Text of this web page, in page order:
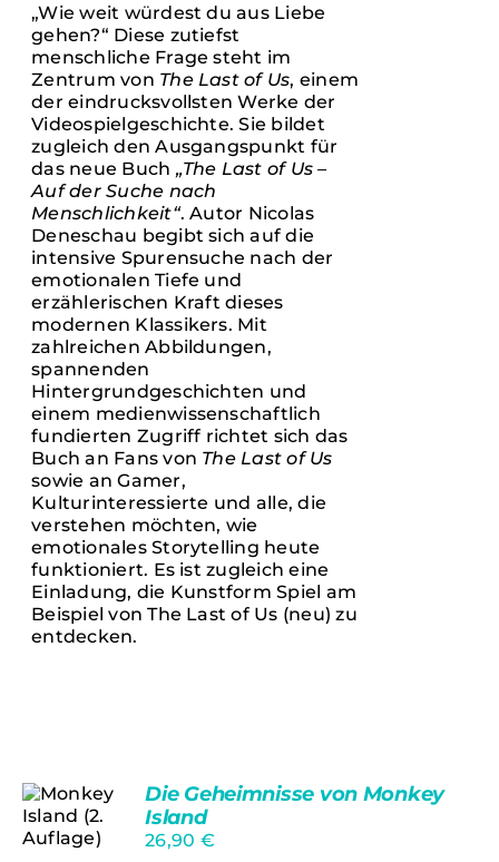
English
„Wie weit würdest du aus Liebe
gehen?“ Diese zutiefst
menschliche Frage steht im
Zentrum von The Last of Us, einem
der eindrucksvollsten Werke der
Videospielgeschichte. Sie bildet
zugleich den Ausgangspunkt für
das neue Buch „The Last of Us –
Auf der Suche nach
Menschlichkeit“. Autor Nicolas
Deneschau begibt sich auf die
intensive Spurensuche nach der
emotionalen Tiefe und
erzählerischen Kraft dieses
modernen Klassikers. Mit
zahlreichen Abbildungen,
spannenden
Hintergrundgeschichten und
einem medienwissenschaftlich
fundierten Zugriff richtet sich das
Buch an Fans von The Last of Us
sowie an Gamer,
Kulturinteressierte und alle, die
verstehen möchten, wie
emotionales Storytelling heute
funktioniert. Es ist zugleich eine
Einladung, die Kunstform Spiel am
Beispiel von The Last of Us (neu) zu
entdecken.
Bewertet
mit4.50
Ungeprüfte
Die Geheimnisse von Monkey
Island
26,90 €